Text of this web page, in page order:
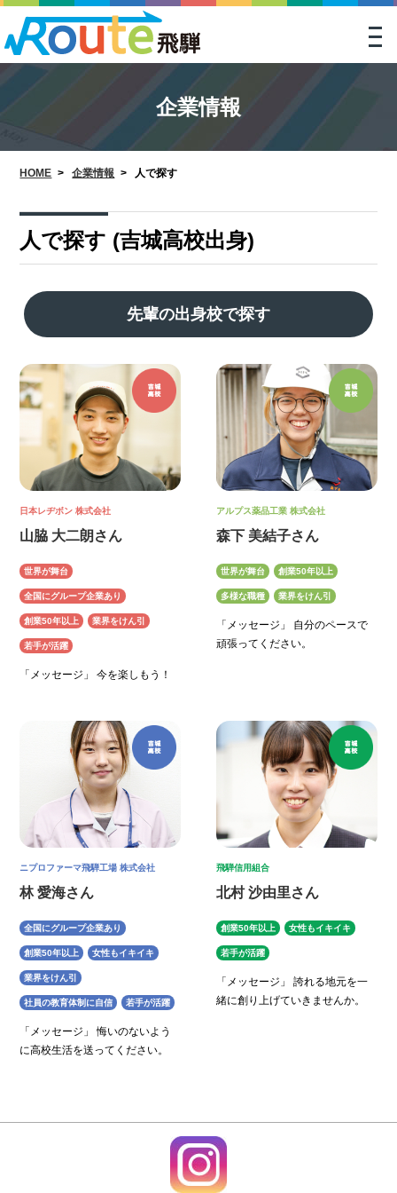
企業情報
HOME > 企業情報 > 人で探す
人で探す (吉城高校出身)
先輩の出身校で探す
日本レヂボン 株式会社
山脇 大二朗さん
世界が舞台
全国にグループ企業あり
創業50年以上 業界をけん引
若手が活躍
「メッセージ」 今を楽しもう！
アルプス薬品工業 株式会社
森下 美結子さん
世界が舞台 創業50年以上
多様な職種 業界をけん引
「メッセージ」 自分のペースで
頑張ってください。
ニプロファーマ飛騨工場 株式会社
林 愛海さん
全国にグループ企業あり
創業50年以上 女性もイキイキ
業界をけん引
社員の教育体制に自信 若手が活躍
「メッセージ」 悔いのないよう
に高校生活を送ってください。
飛騨信用組合
北村 沙由里さん
創業50年以上 女性もイキイキ
若手が活躍
「メッセージ」 誇れる地元を一
緒に創り上げていきませんか。